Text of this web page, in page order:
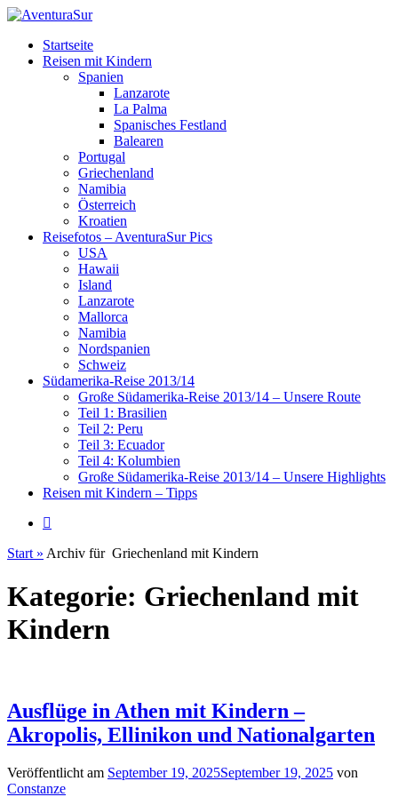
Zum
springen
AventuraSur
Kids, Pics & Travel
Menü
Startseite
Reisen mit Kindern
Spanien
Lanzarote
La Palma
Spanisches Festland
Balearen
Portugal
Griechenland
Namibia
Österreich
Kroatien
Reisefotos – AventuraSur Pics
USA
Hawaii
Island
Lanzarote
Mallorca
Namibia
Nordspanien
Schweiz
Südamerika-Reise 2013/14
Große Südamerika-Reise 2013/14 – Unsere Route
Teil 1: Brasilien
Teil 2: Peru
Teil 3: Ecuador
Teil 4: Kolumbien
Große Südamerika-Reise 2013/14 – Unsere Highlights
Reisen mit Kindern – Tipps
Start » Archiv für Griechenland mit Kindern
Kategorie: Griechenland mit
Kindern
Ausflüge in Athen mit Kindern –
Akropolis, Ellinikon und Nationalgarten
Veröffentlicht am September 19, 2025September 19, 2025 von
Constanze